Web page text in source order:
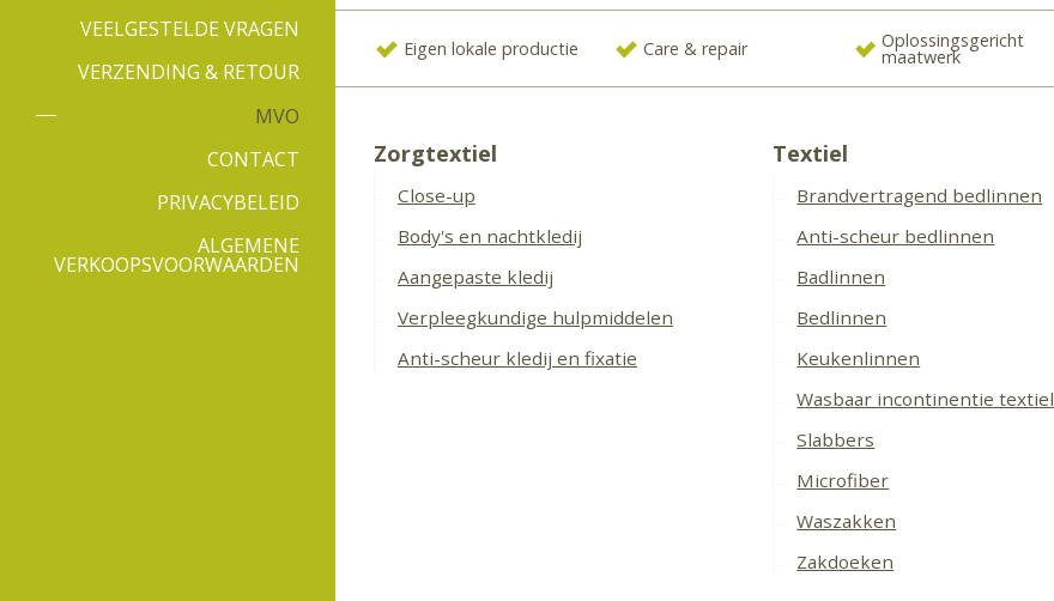
VEELGESTELDE VRAGEN
VERZENDING & RETOUR
MVO
CONTACT
PRIVACYBELEID
ALGEMENE
VERKOOPSVOORWAARDEN
Eigen lokale productie Care & repair Oplossingsgericht
maatwerk
Zorgtextiel
Close-up
Body's en nachtkledij
Aangepaste kledij
Verpleegkundige hulpmiddelen
Anti-scheur kledij en fixatie
Textiel
Brandvertragend bedlinnen
Anti-scheur bedlinnen
Badlinnen
Bedlinnen
Keukenlinnen
Wasbaar incontinentie textiel
Slabbers
Microfiber
Waszakken
Zakdoeken